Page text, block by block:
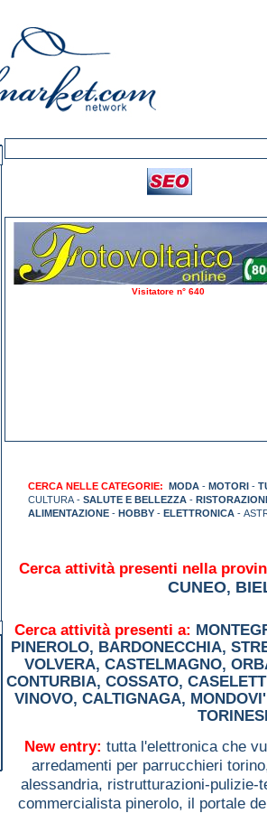
Visitatore n° 640
CERCA NELLE CATEGORIE: MODA - MOTORI -
CULTURA - SALUTE E BELLEZZA -
ALIMENTAZIONE - HOBBY - ELETTRONICA -
Cerca attività presenti nella
CUNEO,
Cerca attività presenti a:
PINEROLO, BARDONECCHIA,
VOLVERA, CASTELMAGNO,
CONTURBIA, COSSATO,
VINOVO, CALTIGNAGA, MONDOVI'
New entry: tutta l'elettronica che
arredamenti per parrucchieri
alessandria, ristrutturazioni-pulizie-
commercialista pinerolo, il portale